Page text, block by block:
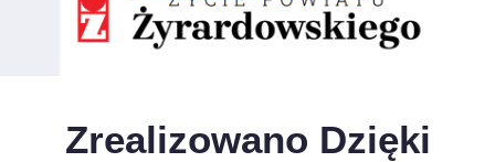
Zrealizowano Dzięki